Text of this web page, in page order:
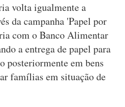
volta igualmente a
da campanha 'Papel por
com o Banco Alimentar
a entrega de papel para
posteriormente em bens
famílias em situação de